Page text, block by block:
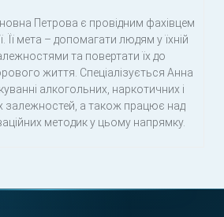
Петрова є провідним фахівцем
Її мета – допомагати людям у їхній
та повертати їх до
життя. Спеціалізується Анна
алкогольних, наркотичних і
залежностей, а також працює над
методик у цьому напрямку.